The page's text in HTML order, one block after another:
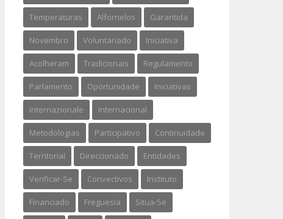
Temperaturas Alfornelos Garantida
Novembro Voluntariado Iniciativa
Acolheram Tradicionais Regulamento
Parlamento Oportunidade Iniciativas
Internazionale Internacional
Metodologias Participativo Continuidade
Territorial Direccionado Entidades
Verificar-Se Convectivos Instituto
Financiado Freguesia Situa-Se